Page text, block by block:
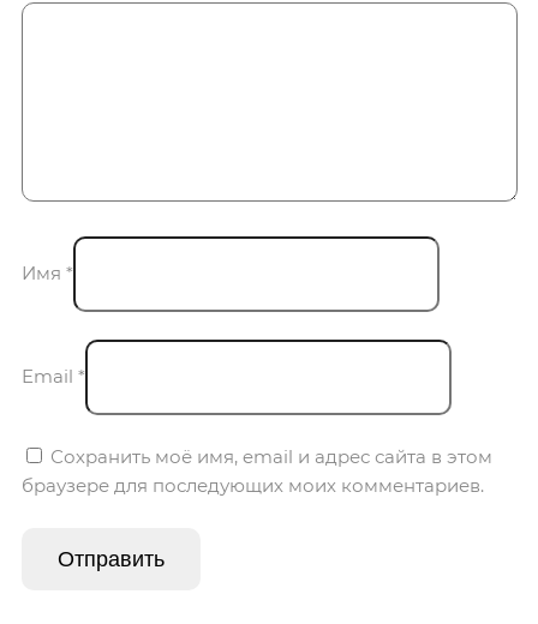
Имя *
Email *
Сохранить моё имя, email и адрес сайта в этом
браузере для последующих моих комментариев.